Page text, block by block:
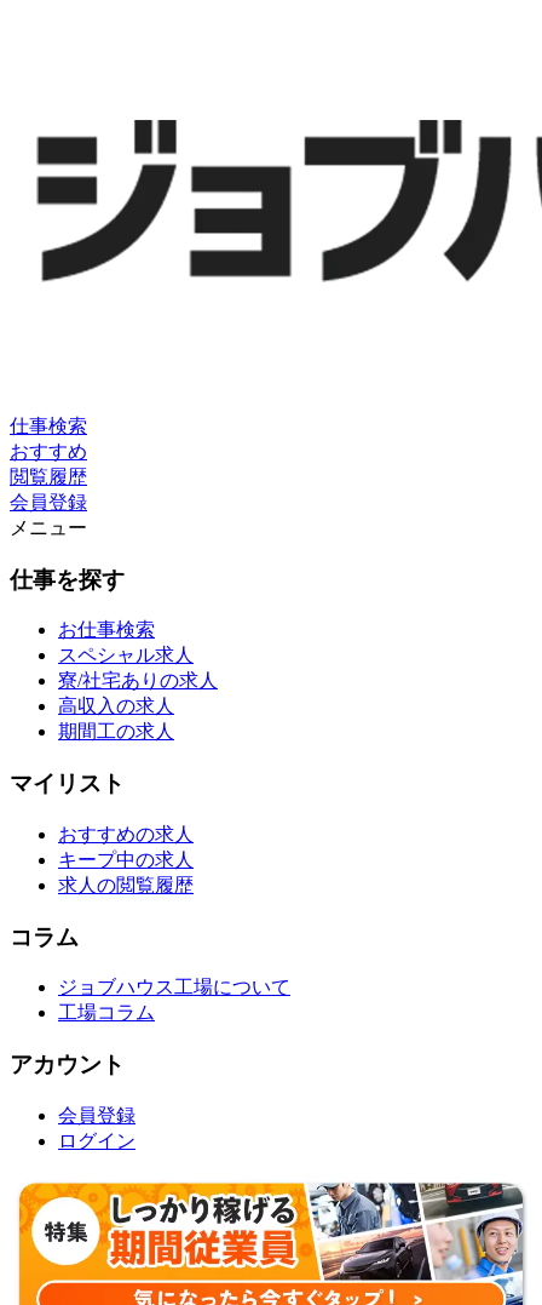
仕事検索
おすすめ
閲覧履歴
会員登録
メニュー
仕事を探す
お仕事検索
スペシャル求人
寮/社宅ありの求人
高収入の求人
期間工の求人
マイリスト
おすすめの求人
キープ中の求人
求人の閲覧履歴
コラム
ジョブハウス工場について
工場コラム
アカウント
会員登録
ログイン